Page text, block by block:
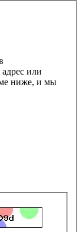
или
ниже, и мы